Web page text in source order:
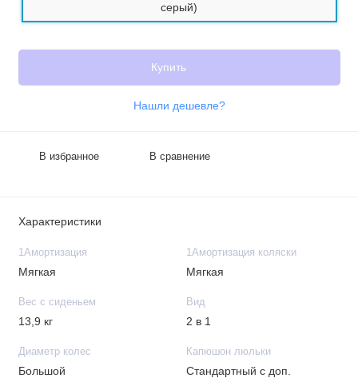
Купить
Нашли дешевле?
В избранное В сравнение
Характеристики
1Амортизация
Мягкая
1Амортизация коляски
Мягкая
Вес с сиденьем
13,9 кг
Вид
2 в 1
Диаметр колес
Большой
Капюшон люльки
Стандартный с доп.